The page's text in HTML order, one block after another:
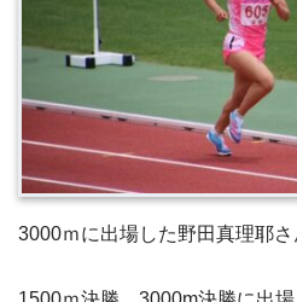
3000ｍに出場した野田真理耶さ